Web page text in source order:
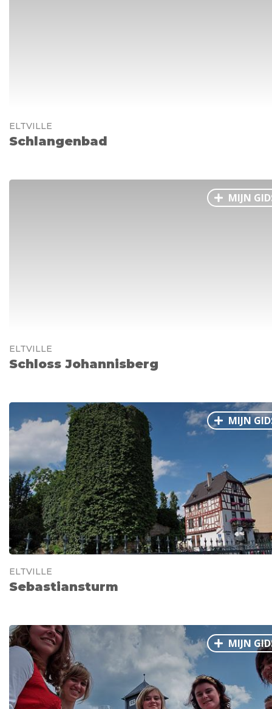
ELTVILLE
Schlangenbad
MIJN
ELTVILLE
Schloss Johannisberg
MIJN
ELTVILLE
Sebastiansturm
MIJN